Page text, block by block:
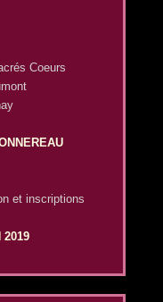
Coeurs
et inscriptions
2019